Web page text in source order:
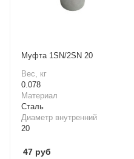
Mуфта 1SN/2SN 20
Вес, кг
0.078
Материал
Cталь
Диаметр внутренний
20
47 руб